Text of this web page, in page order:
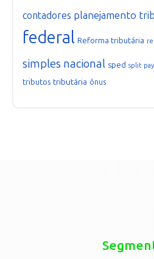
contadores planejamento
federal Reforma tributária
simples nacional sped split
tributos tributária ônus